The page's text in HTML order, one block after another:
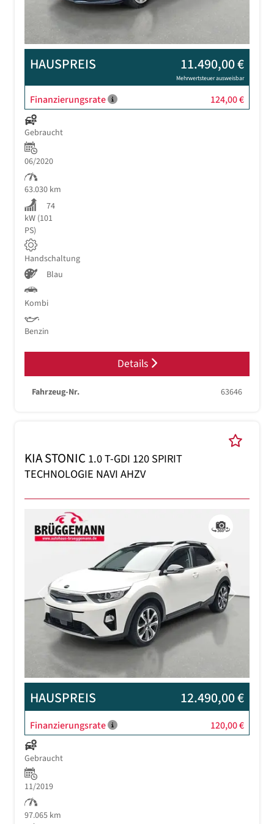
HAUSPREIS 11.490,00 €
Mehrwertsteuer ausweisbar
Finanzierungsrate 124,00 €
Gebraucht
06/2020
63.030 km
74
kW (101
PS)
Handschaltung
Blau
Kombi
Benzin
Details
Fahrzeug-Nr. 63646
KIA STONIC 1.0 T-GDI 120 SPIRIT
TECHNOLOGIE NAVI AHZV
Previous Next
HAUSPREIS 12.490,00 €
Finanzierungsrate 120,00 €
Gebraucht
11/2019
97.065 km